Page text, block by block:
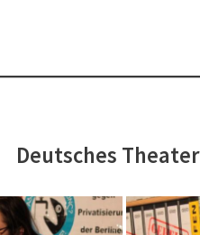
Deutsches